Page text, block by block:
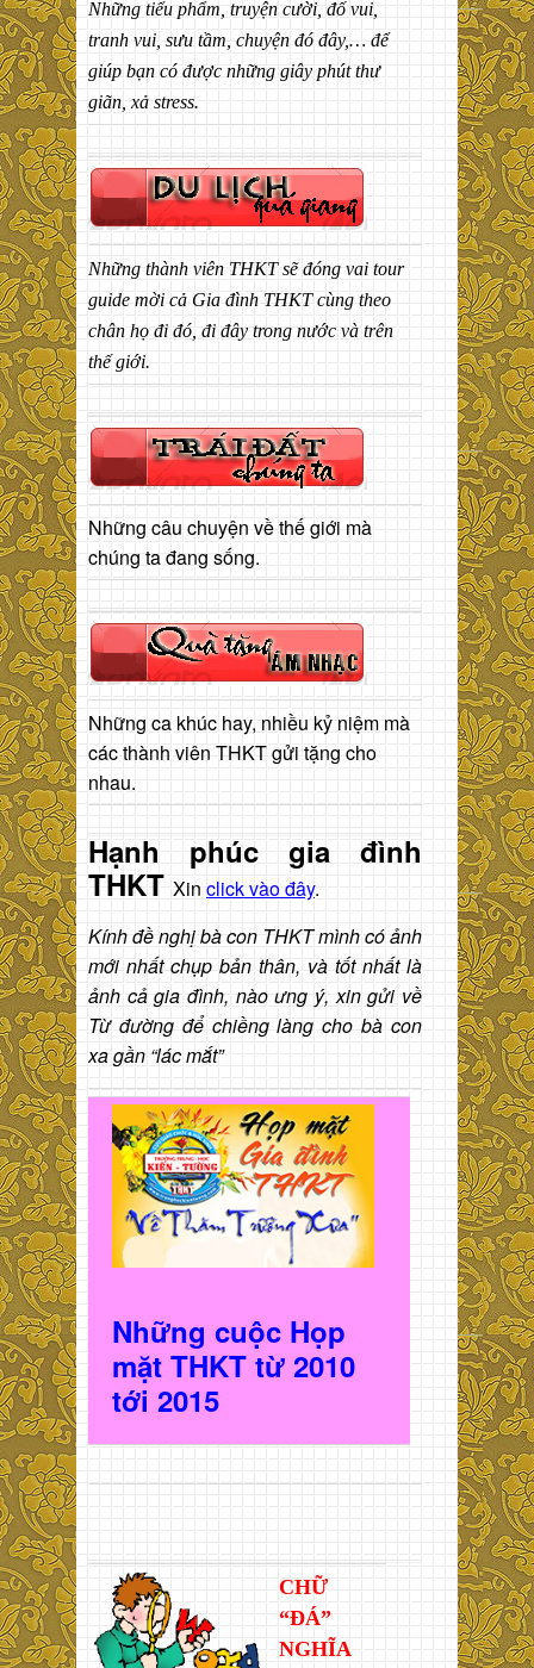
Những tiểu phẩm, truyện cười, đố vui,
tranh vui, sưu tầm, chuyện đó đây,… để
giúp bạn có được những giây phút thư
giãn, xả stress.
Những thành viên THKT sẽ đóng vai tour
guide mời cả Gia đình THKT cùng theo
chân họ đi đó, đi đây trong nước và trên
thế giới.
Những câu chuyện về thế giới mà
chúng ta đang sống.
Những ca khúc hay, nhiều kỷ niệm mà
các thành viên THKT gửi tặng cho
nhau.
Hạnh phúc gia đình
THKT Xin click vào đây.
Kính đề nghị bà con THKT mình có ảnh
mới nhất chụp bản thân, và tốt nhất là
ảnh cả gia đình, nào ưng ý, xin gửi về
Từ đường để chiềng làng cho bà con
xa gần “lác mắt”
Những cuộc Họp
mặt THKT từ 2010
tới 2015
CHỮ
“ĐÁ”
NGHĨA